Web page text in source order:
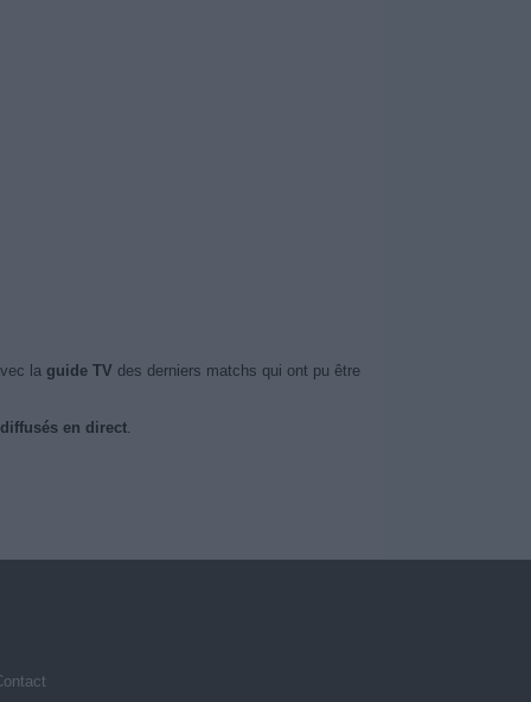
la guide TV des derniers matchs qui ont pu être
en direct.